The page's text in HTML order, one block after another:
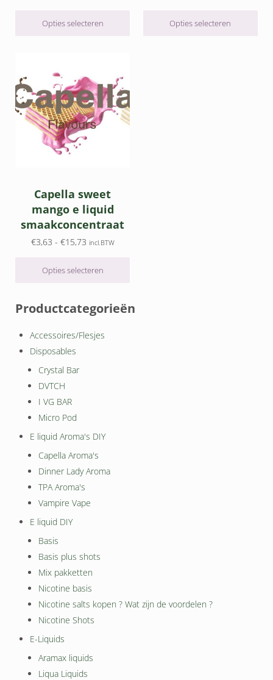
Opties selecteren Opties selecteren
Capella sweet
mango e liquid
smaakconcentraat
€3,63 - €15,73Prijsklasse: €3,63 tot €15,73
incl.BTW
Opties selecteren
Sidebar
Productcategorieën
Accessoires/Flesjes
Disposables
Crystal Bar
DVTCH
I VG BAR
Micro Pod
E liquid Aroma's DIY
Capella Aroma's
Dinner Lady Aroma
TPA Aroma's
Vampire Vape
E liquid DIY
Basis
Basis plus shots
Mix pakketten
Nicotine basis
Nicotine salts kopen ? Wat zijn de voordelen ?
Nicotine Shots
E-Liquids
Aramax liquids
Liqua Liquids